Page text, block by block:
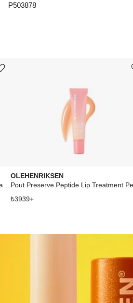
P503878
Ürünü istek listesine ekle veya listeden çıkar
OLEHENRIKSEN
₺3939+